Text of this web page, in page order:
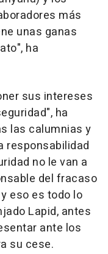
más
unas ganas
ha
sus intereses
ha
las calumnias y
responsabilidad
no le van a
del fracaso
eso es todo lo
Lapid, antes
ante los
su cese.